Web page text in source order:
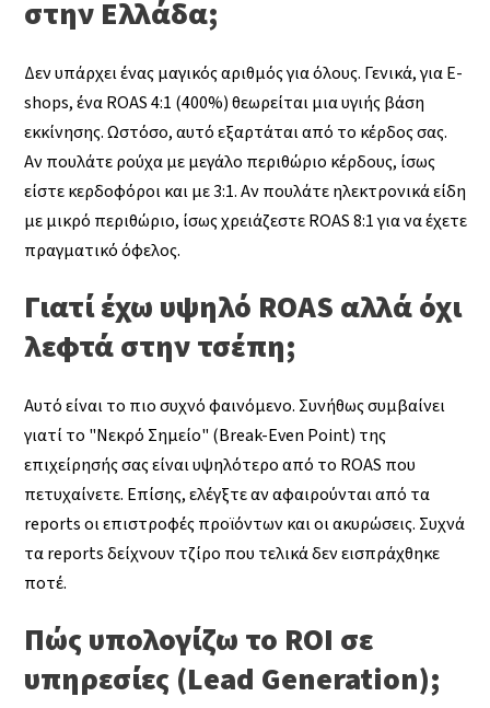
στην Ελλάδα;
Δεν υπάρχει ένας μαγικός αριθμός για όλους. Γενικά, για E-
shops, ένα ROAS 4:1 (400%) θεωρείται μια υγιής βάση
εκκίνησης. Ωστόσο, αυτό εξαρτάται από το κέρδος σας.
Αν πουλάτε ρούχα με μεγάλο περιθώριο κέρδους, ίσως
είστε κερδοφόροι και με 3:1. Αν πουλάτε ηλεκτρονικά είδη
με μικρό περιθώριο, ίσως χρειάζεστε ROAS 8:1 για να έχετε
πραγματικό όφελος.
Γιατί έχω υψηλό ROAS αλλά όχι
λεφτά στην τσέπη;
Αυτό είναι το πιο συχνό φαινόμενο. Συνήθως συμβαίνει
γιατί το "Νεκρό Σημείο" (Break-Even Point) της
επιχείρησής σας είναι υψηλότερο από το ROAS που
πετυχαίνετε. Επίσης, ελέγξτε αν αφαιρούνται από τα
reports οι επιστροφές προϊόντων και οι ακυρώσεις. Συχνά
τα reports δείχνουν τζίρο που τελικά δεν εισπράχθηκε
ποτέ.
Πώς υπολογίζω το ROI σε
υπηρεσίες (Lead Generation);